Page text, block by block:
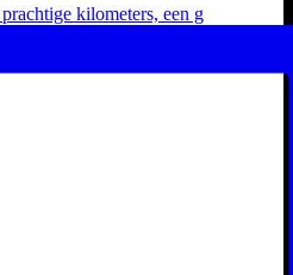
kilometers, een g